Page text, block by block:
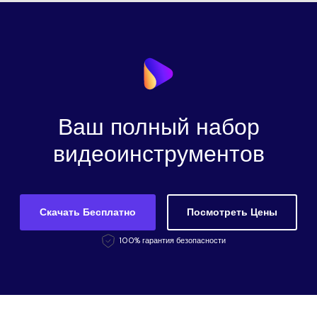
Ваш полный набор
видеоинструментов
Скачать Бесплатно Посмотреть Цены
100% гарантия безопасности